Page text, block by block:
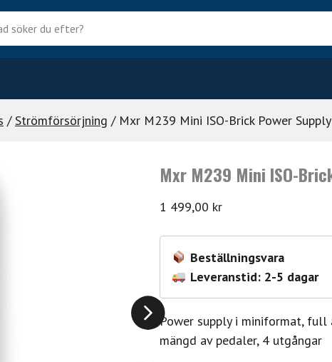
/Strömförsörjning / Mxr M239 Mini ISO-Brick Power Supply
Mxr M239 Mini ISO-
1 499,00 kr
Beställningsvara
Leveranstid: 2-5 dagar
Power supply i miniformat,
mängd av pedaler, 4 utgångar